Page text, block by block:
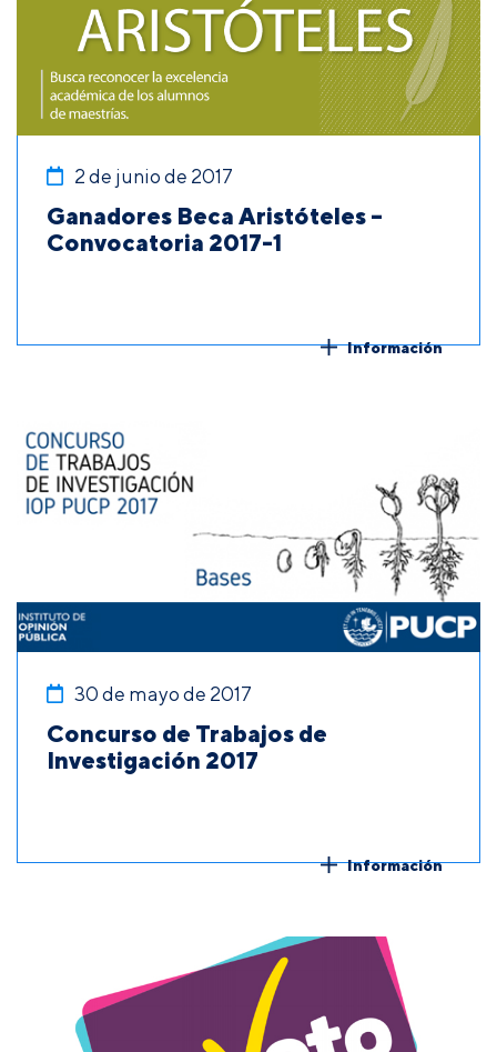
2 de junio de 2017
Ganadores Beca Aristóteles –
Convocatoria 2017-1
Información
30 de mayo de 2017
Concurso de Trabajos de
Investigación 2017
Información